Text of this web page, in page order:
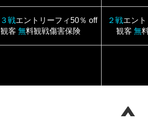
３戦エントリーフィ50％ off
観客無料観戦傷害保険
２戦エン
観客 無